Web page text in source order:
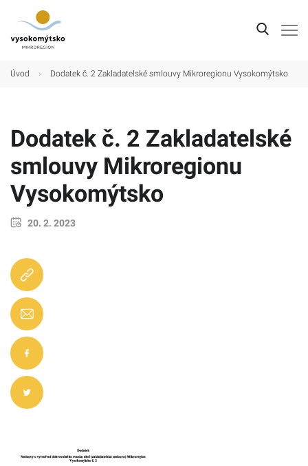
Úvod › Dodatek č. 2 Zakladatelské smlouvy Mikroregionu Vysokomýtsko
Dodatek č. 2 Zakladatelské
smlouvy Mikroregionu
Vysokomýtsko
20. 2. 2023
Úvod
Turistické cíle
Kultura
Kontakt